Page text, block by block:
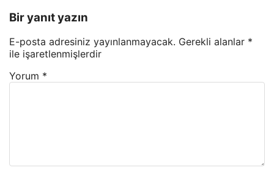
Bir yanıt yazın
E-posta adresiniz yayınlanmayacak. Gerekli alanlar *
ile işaretlenmişlerdir
Yorum *